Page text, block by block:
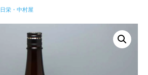
日栄・中村屋